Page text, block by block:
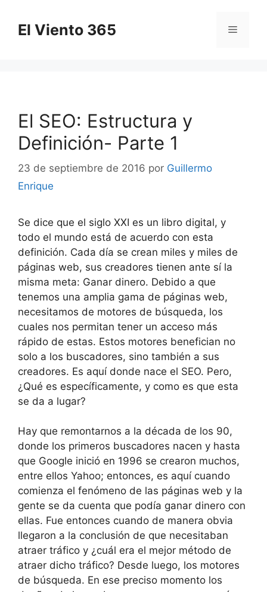
contenido
El Viento 365 Menú
El SEO: Estructura y
Definición- Parte 1
23 de septiembre de 2016 por Guillermo
Enrique
Se dice que el siglo XXI es un libro digital, y
todo el mundo está de acuerdo con esta
definición. Cada día se crean miles y miles de
páginas web, sus creadores tienen ante sí la
misma meta: Ganar dinero. Debido a que
tenemos una amplia gama de páginas web,
necesitamos de motores de búsqueda, los
cuales nos permitan tener un acceso más
rápido de estas. Estos motores benefician no
solo a los buscadores, sino también a sus
creadores. Es aquí donde nace el SEO. Pero,
¿Qué es específicamente, y como es que esta
se da a lugar?
Hay que remontarnos a la década de los 90,
donde los primeros buscadores nacen y hasta
que Google inició en 1996 se crearon muchos,
entre ellos Yahoo; entonces, es aquí cuando
comienza el fenómeno de las páginas web y la
gente se da cuenta que podía ganar dinero con
ellas. Fue entonces cuando de manera obvia
llegaron a la conclusión de que necesitaban
atraer tráfico y ¿cuál era el mejor método de
atraer dicho tráfico? Desde luego, los motores
de búsqueda. En ese preciso momento los